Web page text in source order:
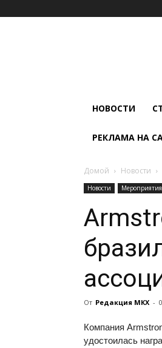
НОВОСТИ
РЕКЛАМА НА
Домой Новости
Новости Мероприятия
От Редакция МКХ -
Компания
удостоилась